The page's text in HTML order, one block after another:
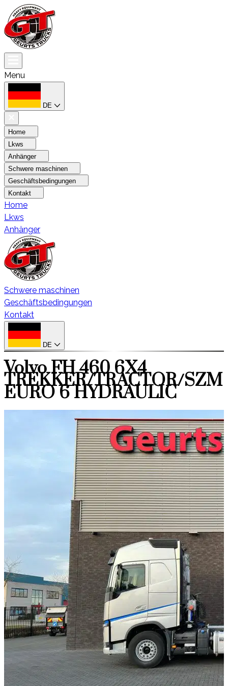
Menu
DE
Home
Lkws
Anhänger
Schwere maschinen
Geschäftsbedingungen
Kontakt
Home
Lkws
Anhänger
Schwere maschinen
Geschäftsbedingungen
Kontakt
DE
Volvo FH 460 6X4
TREKKER/TRACTOR/SZM
EURO 6 HYDRAULIC